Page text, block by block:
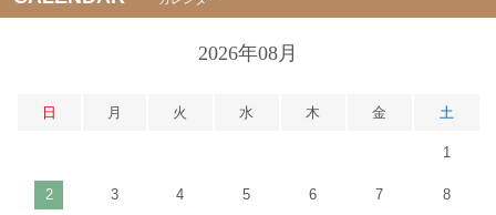
2026年08月
日 月 火 水 木 金 土
1
2 3 4 5 6 7 8